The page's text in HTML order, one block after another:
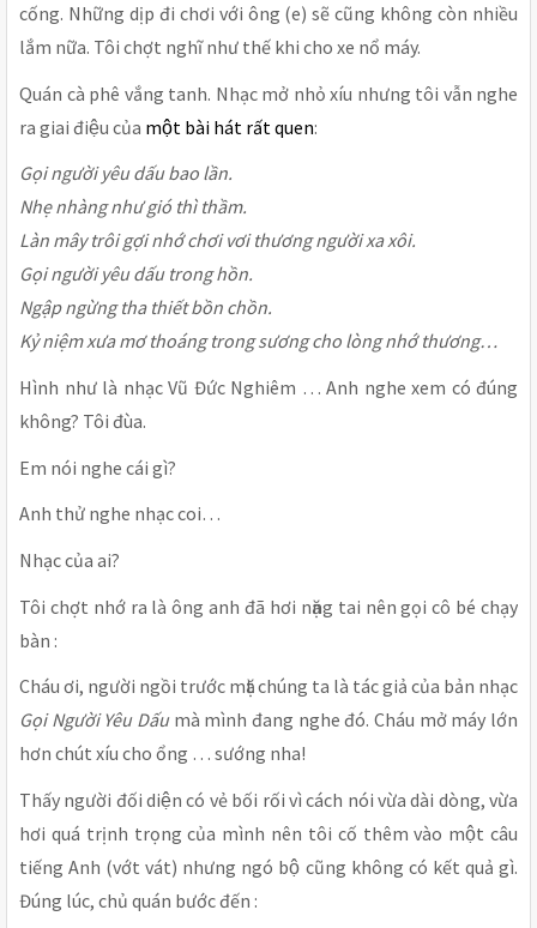
cống. Những dịp đi chơi với ông (e) sẽ cũng không còn nhiều
lắm nữa. Tôi chợt nghĩ như thế khi cho xe nổ máy.
Quán cà phê vắng tanh. Nhạc mở nhỏ xíu nhưng tôi vẫn nghe
ra giai điệu của một bài hát rất quen:
Gọi người yêu dấu bao lần.
Nhẹ nhàng như gió thì thầm.
Làn mây trôi gợi nhớ chơi vơi thương người xa xôi.
Gọi người yêu dấu trong hồn.
Ngập ngừng tha thiết bồn chồn.
Kỷ niệm xưa mơ thoáng trong sương cho lòng nhớ thương…
Hình như là nhạc Vũ Đức Nghiêm … Anh nghe xem có đúng
không? Tôi đùa.
Em nói nghe cái gì?
Anh thử nghe nhạc coi…
Nhạc của ai?
Tôi chợt nhớ ra là ông anh đã hơi nặng tai nên gọi cô bé chạy
bàn :
Cháu ơi, người ngồi trước mặt chúng ta là tác giả của bản nhạc
Gọi Người Yêu Dấumà mình đang nghe đó. Cháu mở máy lớn
hơn chút xíu cho ổng … sướng nha!
Thấy người đối diện có vẻ bối rối vì cách nói vừa dài dòng, vừa
hơi quá trịnh trọng của mình nên tôi cố thêm vào một câu
tiếng Anh (vớt vát) nhưng ngó bộ cũng không có kết quả gì.
Đúng lúc, chủ quán bước đến :